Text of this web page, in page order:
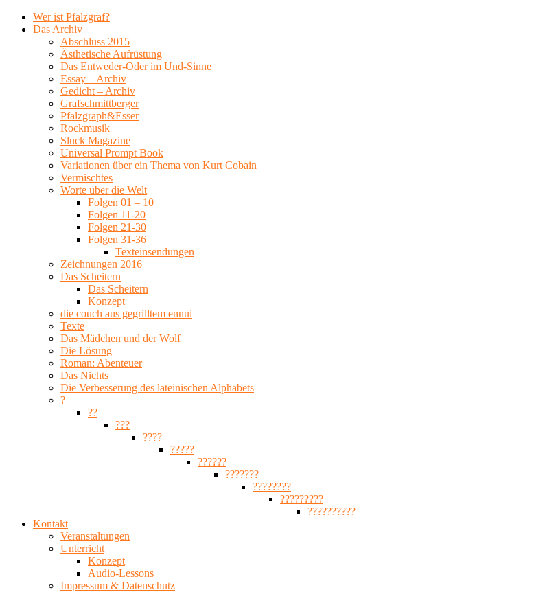
Wer ist Pfalzgraf?
Das Archiv
Abschluss 2015
Ästhetische Aufrüstung
Das Entweder-Oder im Und-Sinne
Essay – Archiv
Gedicht – Archiv
Grafschmittberger
Pfalzgraph&Esser
Rockmusik
Sluck Magazine
Universal Prompt Book
Variationen über ein Thema von Kurt Cobain
Vermischtes
Worte über die Welt
Folgen 01 – 10
Folgen 11-20
Folgen 21-30
Folgen 31-36
Texteinsendungen
Zeichnungen 2016
Das Scheitern
Das Scheitern
Konzept
die couch aus gegrilltem ennui
Texte
Das Mädchen und der Wolf
Die Lösung
Roman: Abenteuer
Das Nichts
Die Verbesserung des lateinischen Alphabets
?
??
???
????
?????
??????
???????
????????
?????????
??????????
Kontakt
Veranstaltungen
Unterricht
Konzept
Audio-Lessons
Impressum & Datenschutz